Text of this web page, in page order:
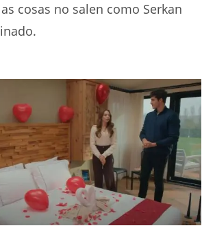
cosas no salen como Serkan